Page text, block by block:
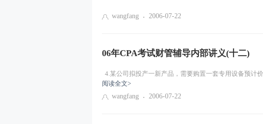
wangfang 2006-07-22
06年CPA考试财管辅导内部讲义(十二)
4.某公司拟投产一新产品，需要购置一套专用设备预计
阅读全文>
wangfang
2006-07-22